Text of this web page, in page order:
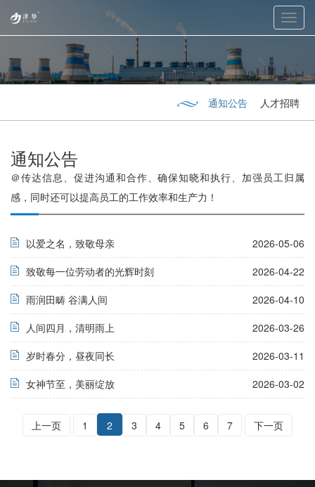
通知公告 人才招聘
通知公告
＠传达信息、促进沟通和合作、确保知晓和执行、加强员工归属
感，同时还可以提高员工的工作效率和生产力！
以爱之名，致敬母亲
2026-05-06
致敬每一位劳动者的光辉时刻
2026-04-22
雨润田畴 谷满人间
2026-04-10
人间四月，清明雨上
2026-03-26
岁时春分，昼夜同长
2026-03-11
女神节至，美丽绽放
2026-03-02
上一页 1 2 3 4 5 6 7 下一页